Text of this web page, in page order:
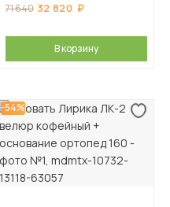
71 640 32 820
В корзину
-54%